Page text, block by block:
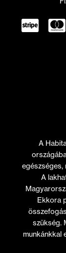
A
egészséges,
A
Ekkora
szükség.
munkánkkal